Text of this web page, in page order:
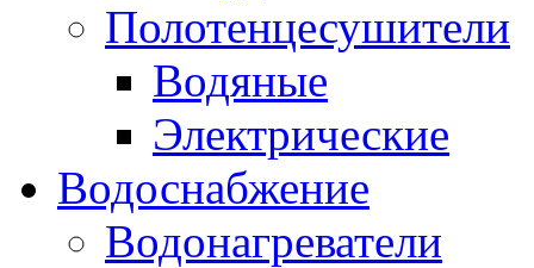
Полотенцесушители
Водяные
Электрические
Водоснабжение
Водонагреватели